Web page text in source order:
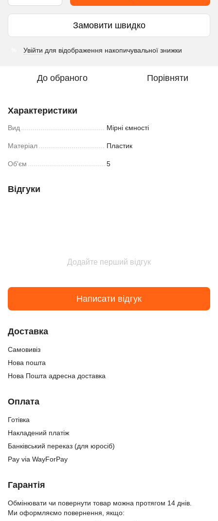
Замовити швидко
Увійти для відображення накопичувальної знижки
До обраного Порівняти
Характеристики
Вид Мірні ємності
Матеріал Пластик
Об'єм 5
Відгуки
Додайте перший відгук
Написати відгук
Доставка
Самовивіз
Нова пошта
Нова Пошта адресна доставка
Оплата
Готівка
Накладений платіж
Банківський переказ (для юросіб)
Pay via WayForPay
Гарантія
Обмінювати чи повернути товар можна протягом 14 днів.
Ми оформляємо повернення, якщо: